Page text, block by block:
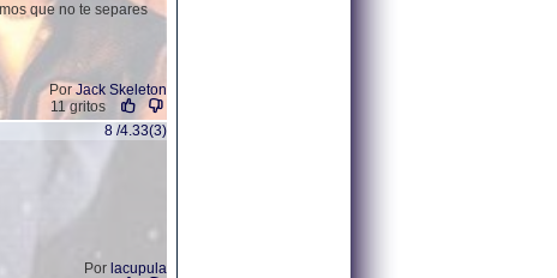
que no te separes
Por Jack Skeleton
11 gritos
8 /4.33(3)
Por lacupula